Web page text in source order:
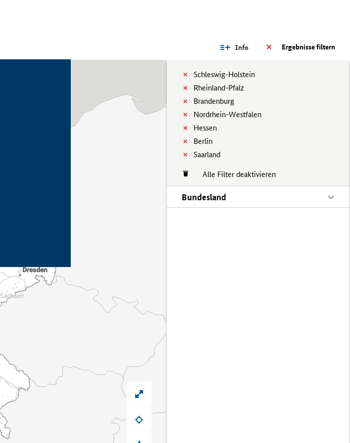
Ergebnisse filtern
Info
Schleswig-Holstein
Rheinland-Pfalz
Brandenburg
Nordrhein-Westfalen
Hessen
Berlin
Saarland
Alle Filter deaktivieren
Bundesland